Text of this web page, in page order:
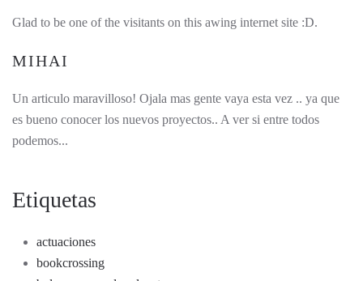
Glad to be one of the visitants on this awing internet site :D.
MIHAI
Un articulo maravilloso! Ojala mas gente vaya esta vez .. ya que
es bueno conocer los nuevos proyectos.. A ver si entre todos
podemos...
Etiquetas
actuaciones
bookcrossing